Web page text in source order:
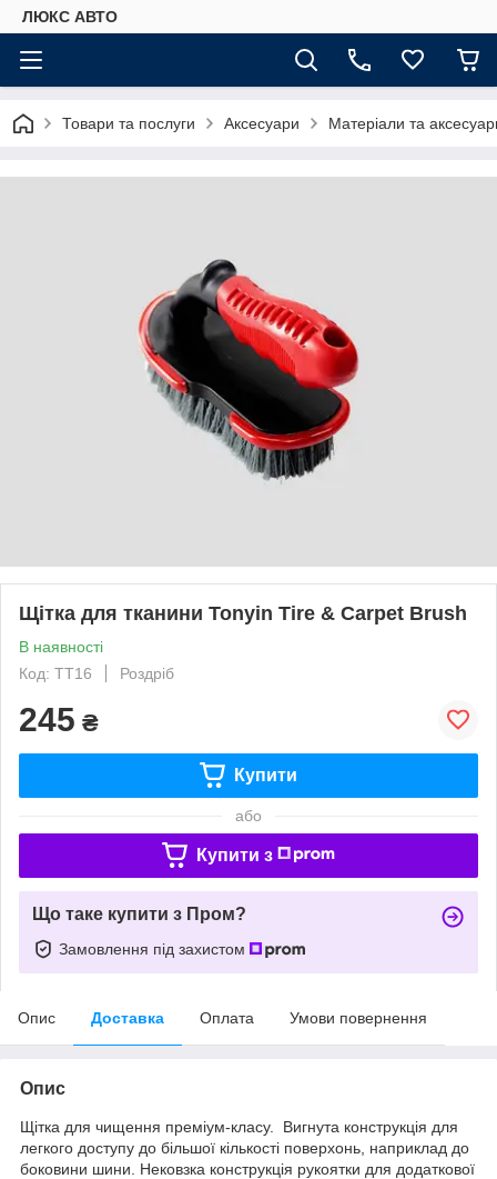
ЛЮКС АВТО
Товари та послуги Аксесуари Матеріали та
Щітка для тканини Tonyin Tire & Carpet Brush
В наявності
Код: TT16
Роздріб
245 ₴
Купити
або
Купити з
Що таке купити з Пром?
Замовлення під захистом
Опис Доставка Оплата Умови повернення
Опис
Щітка для чищення преміум-класу. Вигнута конструкція для
легкого доступу до більшої кількості поверхонь, наприклад до
боковини шини. Нековзка конструкція рукоятки для додаткової